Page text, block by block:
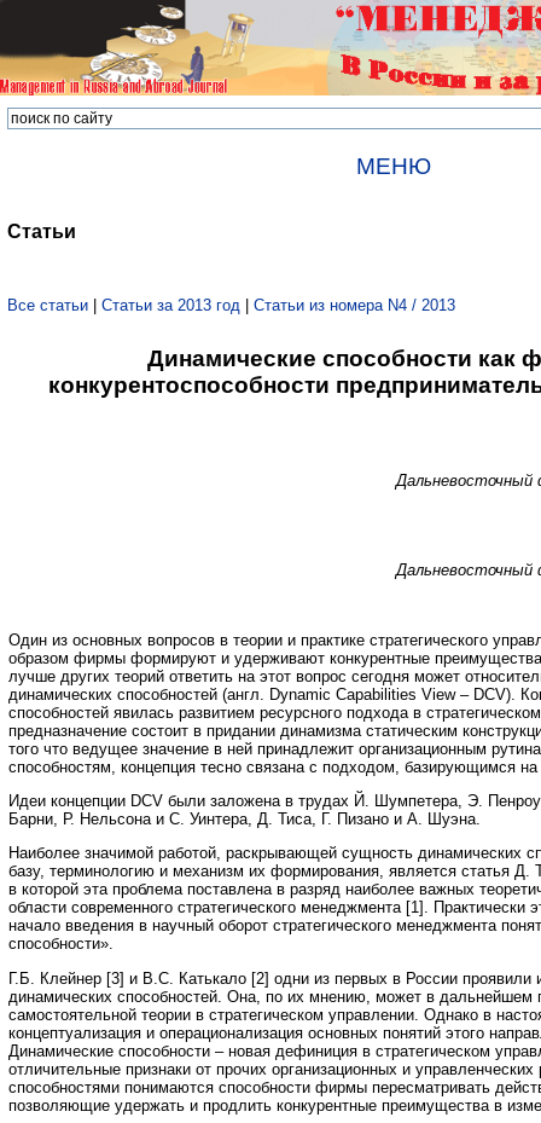
МЕНЮ
Статьи
Все статьи | Статьи за 2013 год | Статьи из номера N4 / 2013
Динамические способности как
конкурентоспособности
Дальневосточный
Дальневосточный
Один из основных вопросов в теории и практике стратегического
образом фирмы формируют и удерживают конкурентные
лучше других теорий ответить на этот вопрос сегодня может
динамических способностей (англ. Dynamic Capabilities View – DCV).
способностей явилась развитием ресурсного подхода в
предназначение состоит в придании динамизма статическим
того что ведущее значение в ней принадлежит организационным
способностям, концепция тесно связана с подходом, базирующимся на
Идеи концепции DCV были заложена в трудах Й. Шумпетера, Э.
Барни, Р. Нельсона и С. Уинтера, Д. Тиса, Г. Пизано и А. Шуэна.
Наиболее значимой работой, раскрывающей сущность динамических
базу, терминологию и механизм их формирования, является статья
в которой эта проблема поставлена в разряд наиболее важных
области современного стратегического менеджмента [1]. Практически
начало введения в научный оборот стратегического менеджмента
способности».
Г.Б. Клейнер [3] и В.С. Катькало [2] одни из первых в России проявили
динамических способностей. Она, по их мнению, может в дальнейшем
самостоятельной теории в стратегическом управлении. Однако в
концептуализация и операционализация основных понятий этого
Динамические способности – новая дефиниция в стратегическом
отличительные признаки от прочих организационных и
способностями понимаются способности фирмы пересматривать
позволяющие удержать и продлить конкурентные преимущества в